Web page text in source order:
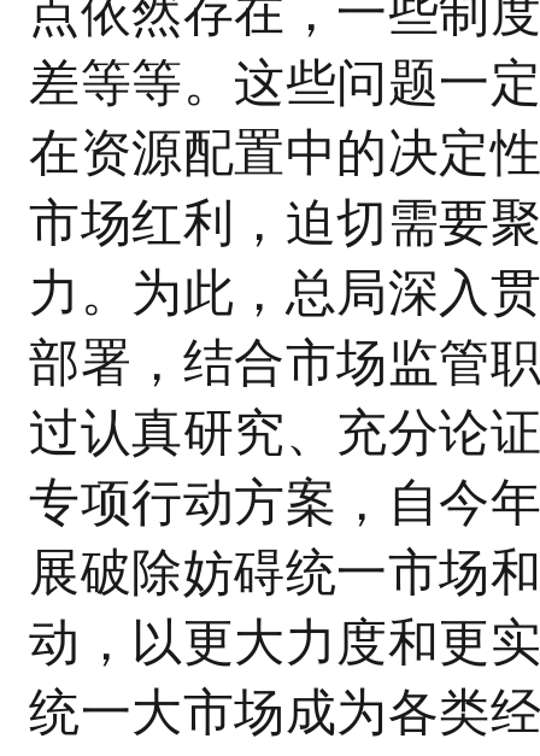
差等等。这些问题一
在资源配置中的决定
市场红利，迫切需要
力。为此，总局深入
部署，结合市场监管
过认真研究、充分论
专项行动方案，自今
展破除妨碍统一市场
动，以更大力度和更
统一大市场成为各类